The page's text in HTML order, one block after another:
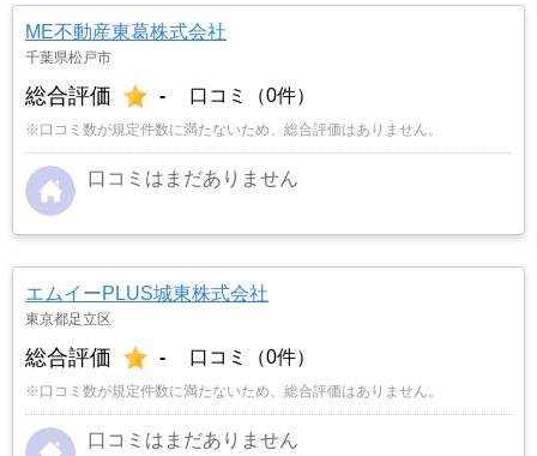
ME不動産東葛株式会社
千葉県松戸市
総合評価 - 口コミ（0件）
※口コミ数が規定件数に満たないため、総合評価はありません。
口コミはまだありません
エムイーPLUS城東株式会社
東京都足立区
総合評価 - 口コミ（0件）
※口コミ数が規定件数に満たないため、総合評価はありません。
口コミはまだありません